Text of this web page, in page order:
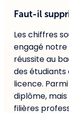
Faut-il
Les chiffres
engagé notre
réussite au
des
licence.
diplôme,
filières